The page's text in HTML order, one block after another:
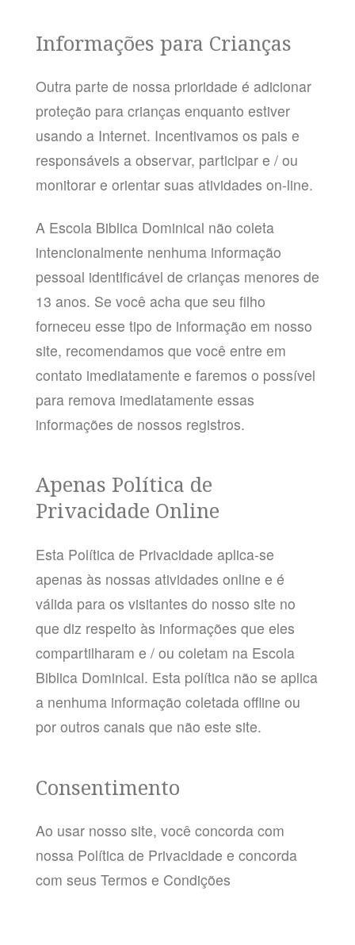
Informações para Crianças
Outra parte de nossa prioridade é adicionar
proteção para crianças enquanto estiver
usando a Internet. Incentivamos os pais e
responsáveis ​​a observar, participar e / ou
monitorar e orientar suas atividades on-line.
A Escola Biblica Dominical não coleta
intencionalmente nenhuma informação
pessoal identificável de crianças menores de
13 anos. Se você acha que seu filho
forneceu esse tipo de informação em nosso
site, recomendamos que você entre em
contato imediatamente e faremos o possível
para remova imediatamente essas
informações de nossos registros.
Apenas Política de
Privacidade Online
Esta Política de Privacidade aplica-se
apenas às nossas atividades online e é
válida para os visitantes do nosso site no
que diz respeito às informações que eles
compartilharam e / ou coletam na Escola
Biblica Dominical. Esta política não se aplica
a nenhuma informação coletada offline ou
por outros canais que não este site.
Consentimento
Ao usar nosso site, você concorda com
nossa Política de Privacidade e concorda
com seus Termos e Condições